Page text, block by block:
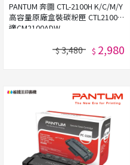
PANTUM 奔圖 CTL-2100H K/C/M/Y
高容量原廠盒裝碳粉匣 CTL2100H
適CM2100ADW
$3,480 $ 2,980